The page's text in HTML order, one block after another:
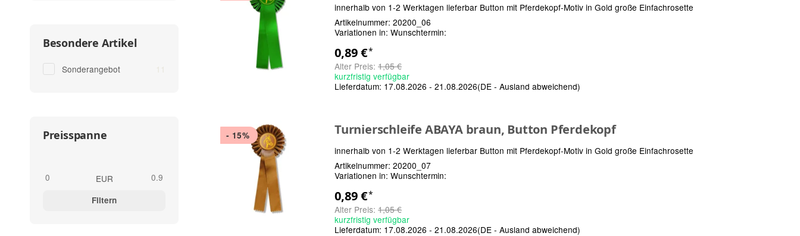
innerhalb von 1-2 Werktagen lieferbar Button mit Pferdekopf-Motiv in Gold große Einfachrosette
Artikelnummer: 20200_06
Variationen in: Wunschtermin:
0,89 €*
Alter Preis: 1,05 €
kurzfristig verfügbar
Lieferdatum: 17.08.2026 - 21.08.2026(DE - Ausland abweichend)
- 15% Turnierschleife ABAYA braun, Button Pferdekopf
innerhalb von 1-2 Werktagen lieferbar Button mit Pferdekopf-Motiv in Gold große Einfachrosette
Artikelnummer: 20200_07
Variationen in: Wunschtermin:
0,89 €*
Alter Preis: 1,05 €
kurzfristig verfügbar
Lieferdatum: 17.08.2026 - 21.08.2026(DE - Ausland abweichend)
Besondere Artikel
Sonderangebot 11
Preisspanne
EUR
Filtern